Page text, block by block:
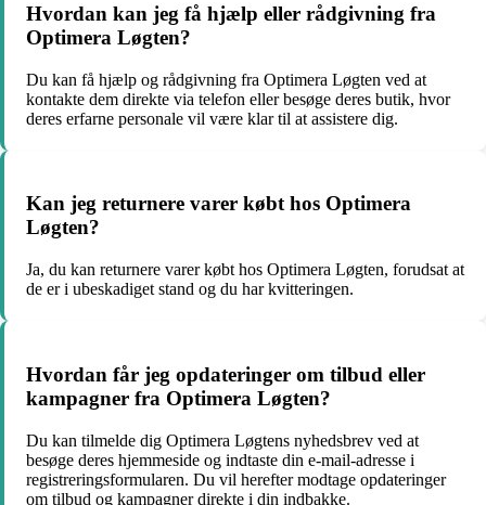
Hvordan kan jeg få hjælp eller rådgivning fra
Optimera Løgten?
Du kan få hjælp og rådgivning fra Optimera Løgten ved at
kontakte dem direkte via telefon eller besøge deres butik, hvor
deres erfarne personale vil være klar til at assistere dig.
Kan jeg returnere varer købt hos Optimera
Løgten?
Ja, du kan returnere varer købt hos Optimera Løgten, forudsat at
de er i ubeskadiget stand og du har kvitteringen.
Hvordan får jeg opdateringer om tilbud eller
kampagner fra Optimera Løgten?
Du kan tilmelde dig Optimera Løgtens nyhedsbrev ved at
besøge deres hjemmeside og indtaste din e-mail-adresse i
registreringsformularen. Du vil herefter modtage opdateringer
om tilbud og kampagner direkte i din indbakke.